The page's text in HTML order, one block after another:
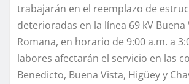
trabajarán en el reemplazo de
deterioradas en la línea 69 kV Buena
Romana, en horario de 9:00 a.m. a
labores afectarán el servicio en las
Benedicto, Buena Vista, Higüey y